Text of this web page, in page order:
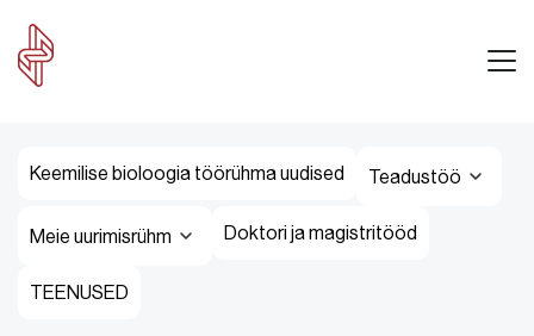
Keemilise bioloogia töörühma uudised Teadustöö
Meie uurimisrühm Doktori ja magistritööd
TEENUSED